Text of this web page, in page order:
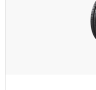
Všechny typy (4)